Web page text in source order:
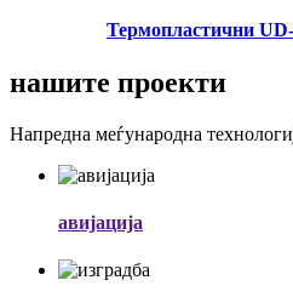
Термопластични
нашите проекти
Напредна меѓународна
авијација